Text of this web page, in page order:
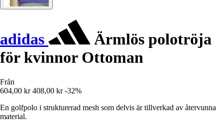
adidas
Ärmlös polotröja
för kvinnor Ottoman
Från
604,00 kr 408,00 kr -32%
En golfpolo i strukturerad mesh som delvis är tillverkad av återvunna
material.